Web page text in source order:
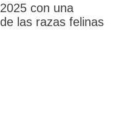
con una
las razas felinas